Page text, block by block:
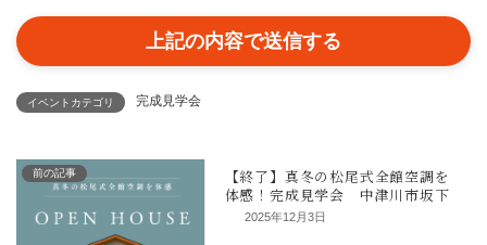
イベントカテゴリ 完成見学会
前の記事
2025年12月3日